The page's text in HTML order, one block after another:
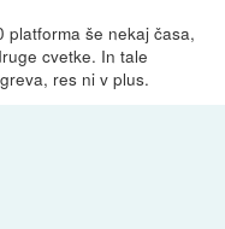
platforma še nekaj časa,
cvetke. In tale
res ni v plus.